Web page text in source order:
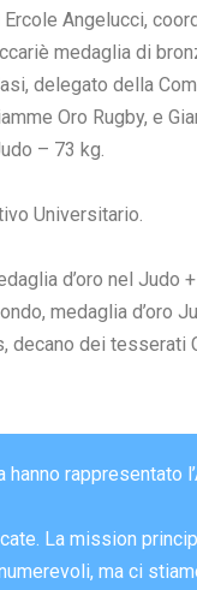
Angelucci,
medaglia di
delegato della
Oro Rugby, e
– 73 kg.
Universitario.
d’oro nel Judo
medaglia d’oro
decano dei tesserati
rappresentato
La mission
ma ci